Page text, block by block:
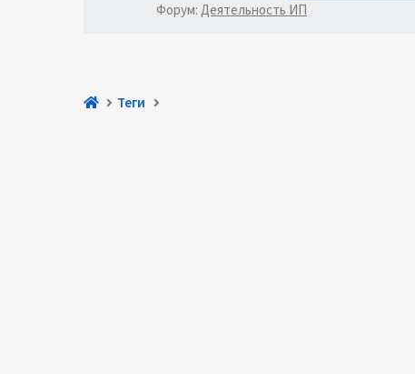
Форум: Деятельность ИП
Теги